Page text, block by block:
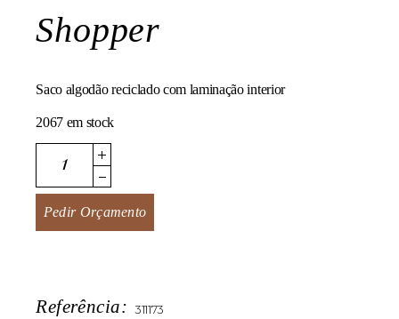
Shopper
Saco algodão reciclado com laminação interior
2067 em stock
Shopper quantity
Pedir Orçamento
Referência: 311173